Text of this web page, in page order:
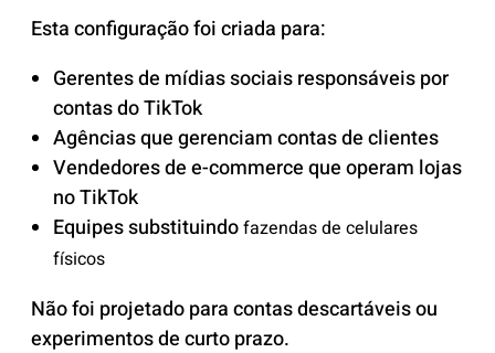
Esta configuração foi criada para:
Gerentes de mídias sociais responsáveis ​​por
contas do TikTok
Agências que gerenciam contas de clientes
Vendedores de e-commerce que operam lojas
no TikTok
Equipes substituindofazendas de celulares
físicos
Não foi projetado para contas descartáveis ​​ou
experimentos de curto prazo.